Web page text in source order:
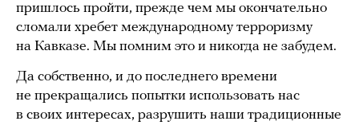
пришлось пройти, прежде чем мы окончательно
сломали хребет международному терроризму
на Кавказе. Мы помним это и никогда не забудем.
Да собственно, и до последнего времени
не прекращались попытки использовать нас
в своих интересах, разрушить наши традиционные